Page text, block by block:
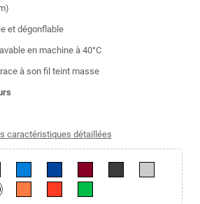
et dégonflable
en machine à 40°C
à son fil teint masse
caractéristiques détaillées